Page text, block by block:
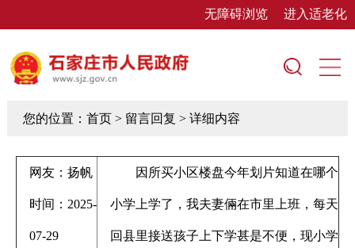
无障碍浏览 进入适老化
您的位置： 首页> 留言回复 > 详细内容
网友：扬帆
时间：2025-
07-29
因所买小区楼盘今年划片知道在哪个
小学上学了，我夫妻倆在市里上班，每天
回县里接送孩子上下学甚是不便，现小学